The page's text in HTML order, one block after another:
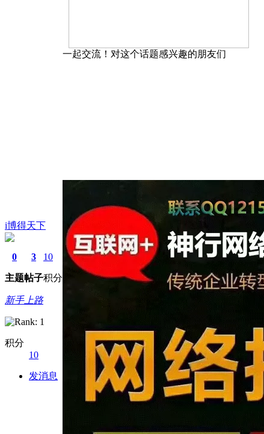
i博得天下
0
主题
3
帖子
10
积分
新手上路
积分
10
发消息
一起交流！对这个话题感兴趣的朋友们